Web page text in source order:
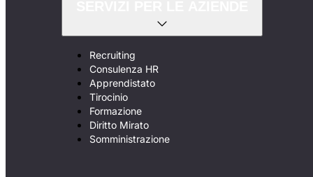
Recruiting
Consulenza HR
Apprendistato
Tirocinio
Formazione
Diritto Mirato
Somministrazione